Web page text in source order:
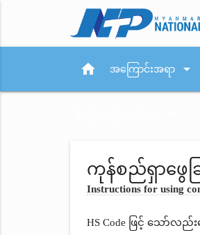
home အကြောင်းအရာ arrow_drop_down
ကုန်စည်ရှာဖွေခ
Instructions for using
HS Code ဖြင့် သော်လ